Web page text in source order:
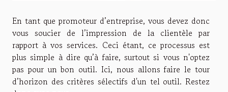
En tant que promoteur d’entreprise, vous devez donc
vous soucier de l’impression de la clientèle par
rapport à vos services. Ceci étant, ce processus est
plus simple à dire qu’à faire, surtout si vous n'optez
pas pour un bon outil. Ici, nous allons faire le tour
d’horizon des critères sélectifs d'un tel outil. Restez